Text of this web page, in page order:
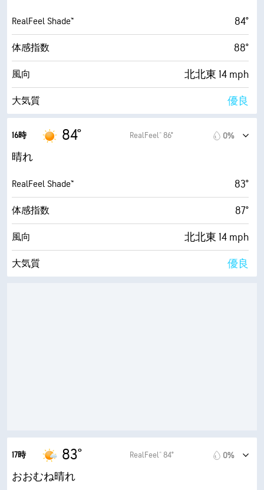
湿度 55%
露点 68° F
AccuLumen Brightness Index™ 9 (非常に明るい)
雲量 5%
雲底
RealFeel Shade™ 84°
体感指数 88°
風向 北北東 14 mph
大気質 優良
最大紫外線指数
最大瞬間風速
湿度 56%
露点 68° F
AccuLumen Brightness Index™ 10 (非常に明るい)
雲量 3%
16時 84° RealFeel® 86° 0%
晴れ
RealFeel Shade™ 83°
体感指数 87°
風向 北北東 14 mph
大気質 優良
視界 10 mi
雲底
17時 83° RealFeel® 84° 0%
おおむね晴れ